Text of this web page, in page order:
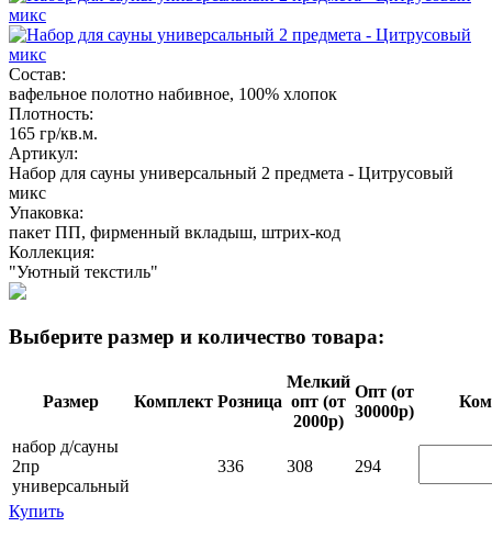
Состав:
вафельное полотно набивное, 100% хлопок
Плотность:
165 гр/кв.м.
Артикул:
Набор для сауны универсальный 2 предмета - Цитрусовый
микс
Упаковка:
пакет ПП, фирменный вкладыш, штрих-код
Коллекция:
"Уютный текстиль"
Выберите размер и количество товара:
Размер Комплект Розница
Мелкий
опт (от
2000р)
Опт (от
30000р)
набор д/сауны
2пр
универсальный
336 308 294
Купить